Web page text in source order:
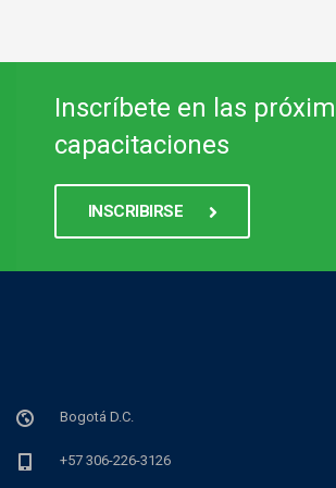
Inscríbete en las
capacitaciones
INSCRIBIRSE
Bogotá D.C.
+57 306-226-3126